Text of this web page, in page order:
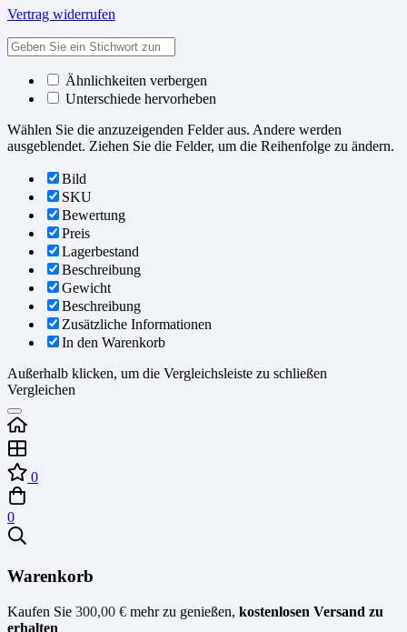
Vertrag widerrufen
Ähnlichkeiten verbergen
Unterschiede hervorheben
Wählen Sie die anzuzeigenden Felder aus. Andere werden
ausgeblendet. Ziehen Sie die Felder, um die Reihenfolge zu ändern.
Bild
SKU
Bewertung
Preis
Lagerbestand
Beschreibung
Gewicht
Beschreibung
Zusätzliche Informationen
In den Warenkorb
Außerhalb klicken, um die Vergleichsleiste zu schließen
Vergleichen
0
0
Warenkorb
Kaufen Sie 300,00 € mehr zu genießen, kostenlosen Versand zu
erhalten